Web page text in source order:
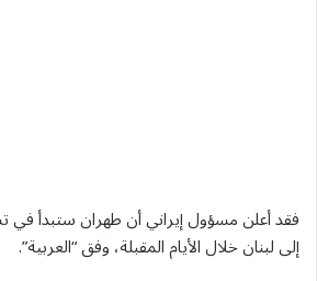
فقد أعلن مسؤول إيراني أن طهران ستبدأ في
إلى لبنان خلال الأيام المقبلة، وفق “العربية”.